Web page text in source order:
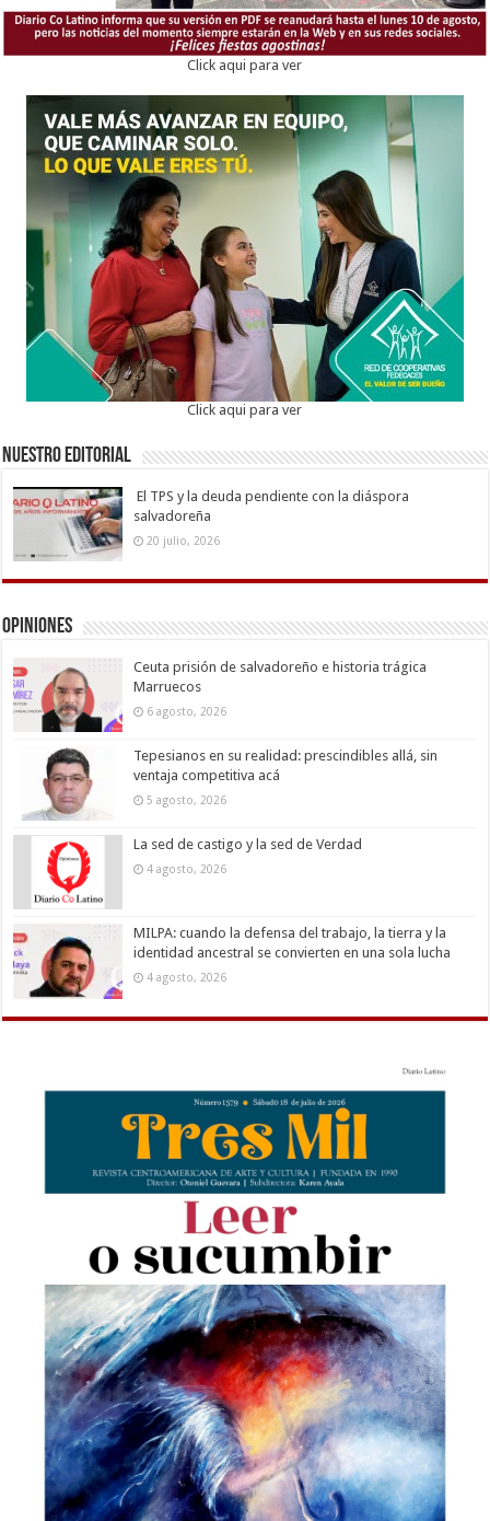
Click aqui para ver
Click aqui para ver
Nuestro Editorial
El TPS y la deuda pendiente con la diáspora
salvadoreña
20 julio, 2026
Opiniones
Ceuta prisión de salvadoreño e historia trágica
Marruecos
6 agosto, 2026
Tepesianos en su realidad: prescindibles allá, sin
ventaja competitiva acá
5 agosto, 2026
La sed de castigo y la sed de Verdad
4 agosto, 2026
MILPA: cuando la defensa del trabajo, la tierra y la
identidad ancestral se convierten en una sola lucha
4 agosto, 2026